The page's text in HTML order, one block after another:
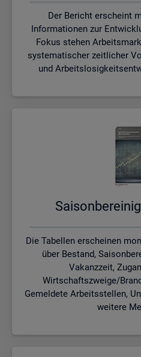
Der Bericht erscheint
Informationen zur
Fokus stehen
systematischer zeitlicher
und
Die Tabellen erscheinen
über Bestand,
Vakanzzeit,
Wirtschaftszweige/
Gemeldete Arbeitsstellen,
weitere